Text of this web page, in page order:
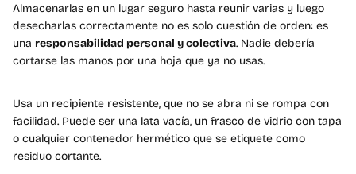
Almacenarlas en un lugar seguro hasta reunir varias y luego
desecharlas correctamente no es solo cuestión de orden: es
una responsabilidad personal y colectiva. Nadie debería
cortarse las manos por una hoja que ya no usas.
Usa un recipiente resistente, que no se abra ni se rompa con
facilidad. Puede ser una lata vacía, un frasco de vidrio con tapa
o cualquier contenedor hermético que se etiquete como
residuo cortante.